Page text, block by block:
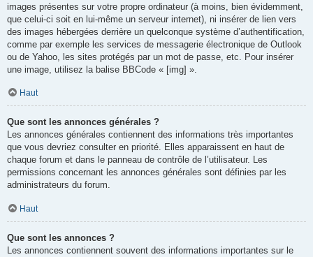
images présentes sur votre propre ordinateur (à moins, bien évidemment,
que celui-ci soit en lui-même un serveur internet), ni insérer de lien vers
des images hébergées derrière un quelconque système d’authentification,
comme par exemple les services de messagerie électronique de Outlook
ou de Yahoo, les sites protégés par un mot de passe, etc. Pour insérer
une image, utilisez la balise BBCode « [img] ».
Haut
Que sont les annonces générales ?
Les annonces générales contiennent des informations très importantes
que vous devriez consulter en priorité. Elles apparaissent en haut de
chaque forum et dans le panneau de contrôle de l’utilisateur. Les
permissions concernant les annonces générales sont définies par les
administrateurs du forum.
Haut
Que sont les annonces ?
Les annonces contiennent souvent des informations importantes sur le